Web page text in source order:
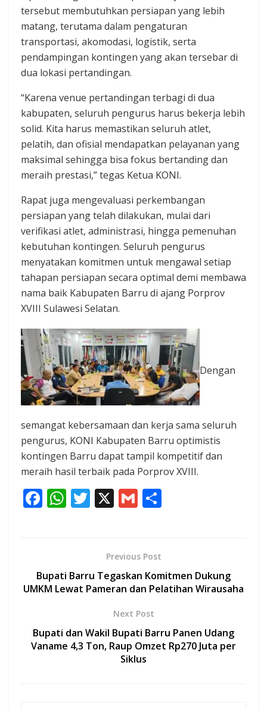
tersebut membutuhkan persiapan yang lebih
matang, terutama dalam pengaturan
transportasi, akomodasi, logistik, serta
pendampingan kontingen yang akan tersebar di
dua lokasi pertandingan.
“Karena venue pertandingan terbagi di dua
kabupaten, seluruh pengurus harus bekerja lebih
solid. Kita harus memastikan seluruh atlet,
pelatih, dan ofisial mendapatkan pelayanan yang
maksimal sehingga bisa fokus bertanding dan
meraih prestasi,” tegas Ketua KONI.
Rapat juga mengevaluasi perkembangan
persiapan yang telah dilakukan, mulai dari
verifikasi atlet, administrasi, hingga pemenuhan
kebutuhan kontingen. Seluruh pengurus
menyatakan komitmen untuk mengawal setiap
tahapan persiapan secara optimal demi membawa
nama baik Kabupaten Barru di ajang Porprov
XVIII Sulawesi Selatan.
Dengan
semangat kebersamaan dan kerja sama seluruh
pengurus, KONI Kabupaten Barru optimistis
kontingen Barru dapat tampil kompetitif dan
meraih hasil terbaik pada Porprov XVIII.
F
o
o
W
A
p
T
er
X G
l
Previous Post
Bupati Barru Tegaskan Komitmen Dukung
UMKM Lewat Pameran dan Pelatihan Wirausaha
Next Post
Bupati dan Wakil Bupati Barru Panen Udang
Vaname 4,3 Ton, Raup Omzet Rp270 Juta per
Siklus